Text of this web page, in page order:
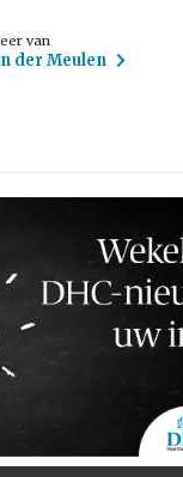
van
der Meulen